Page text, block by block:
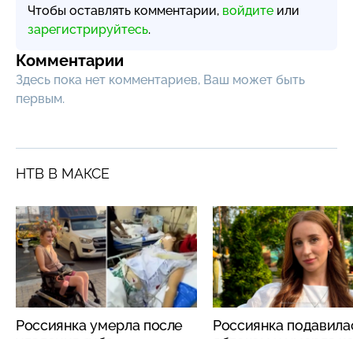
Чтобы оставлять комментарии, войдите или
зарегистрируйтесь.
Комментарии
Здесь пока нет комментариев, Ваш может быть
первым.
НТВ В МАКСЕ
Россиянка умерла после
Россиянка